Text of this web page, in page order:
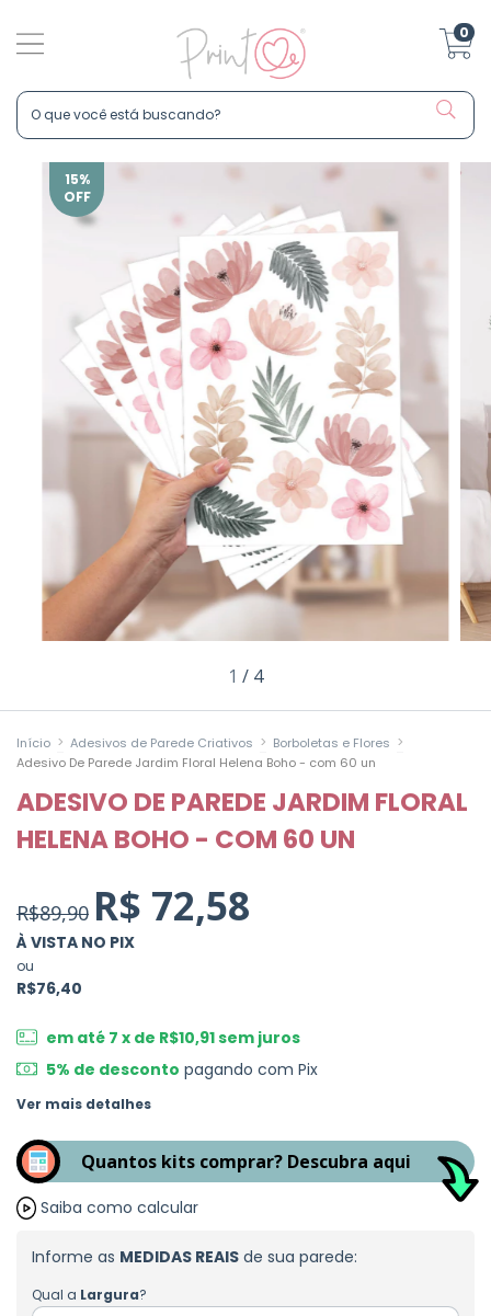
0
15%
OFF
1 / 4
Início > Adesivos de Parede Criativos > Borboletas e Flores >
Adesivo De Parede Jardim Floral Helena Boho - com 60 un
ADESIVO DE PAREDE JARDIM FLORAL
HELENA BOHO - COM 60 UN
R$89,90 R$ 72,58
À VISTA NO PIX
ou
R$76,40
em até 7 x de R$10,91sem juros
5% de desconto pagando com Pix
Ver mais detalhes
Quantos kits comprar? Descubra aqui
Saiba como calcular
Informe as MEDIDAS REAIS de sua parede:
Qual a Largura?